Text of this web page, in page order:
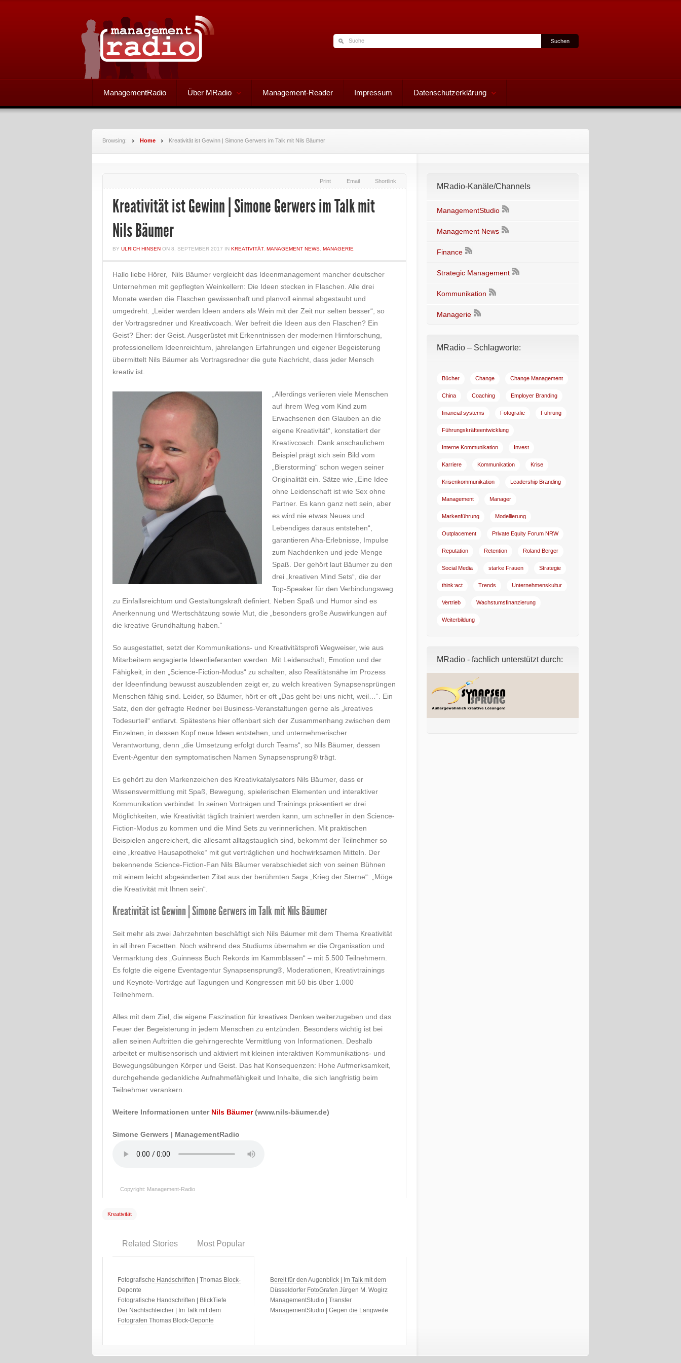
ManagementRadio Über MRadio Management-Reader Impressum Datenschutzerklärung
Browsing: Home Kreativität ist Gewinn | Simone Gerwers im Talk mit Nils Bäumer
Print Email Shortlink
Kreativität ist Gewinn | Simone Gerwers im Talk mit
Nils Bäumer
BY ULRICH HINSEN ON 8. SEPTEMBER 2017 IN KREATIVITÄT, MANAGEMENT NEWS MANAGERIE
Hallo liebe Hörer, Nils Bäumer vergleicht das Ideenmanagement mancher deutscher
Unternehmen mit gepflegten Weinkellern: Die Ideen stecken in Flaschen. Alle drei
Monate werden die Flaschen gewissenhaft und planvoll einmal abgestaubt und
umgedreht. „Leider werden Ideen anders als Wein mit der Zeit nur selten besser“, so
der Vortragsredner und Kreativcoach. Wer befreit die Ideen aus den Flaschen? Ein
Geist? Eher: der Geist. Ausgerüstet mit Erkenntnissen der modernen Hirnforschung,
professionellem Ideenreichtum, jahrelangen Erfahrungen und eigener Begeisterung
übermittelt Nils Bäumer als Vortragsredner die gute Nachricht, dass jeder Mensch
kreativ ist.
„Allerdings verlieren viele Menschen
auf ihrem Weg vom Kind zum
Erwachsenen den Glauben an die
eigene Kreativität“, konstatiert der
Kreativcoach. Dank anschaulichem
Beispiel prägt sich sein Bild vom
„Bierstorming“ schon wegen seiner
Originalität ein. Sätze wie „Eine Idee
ohne Leidenschaft ist wie Sex ohne
Partner. Es kann ganz nett sein, aber
es wird nie etwas Neues und
Lebendiges daraus entstehen“,
garantieren Aha-Erlebnisse, Impulse
zum Nachdenken und jede Menge
Spaß. Der gehört laut Bäumer zu den
drei „kreativen Mind Sets“, die der
Top-Speaker für den Verbindungsweg
zu Einfallsreichtum und Gestaltungskraft definiert. Neben Spaß und Humor sind es
Anerkennung und Wertschätzung sowie Mut, die „besonders große Auswirkungen auf
die kreative Grundhaltung haben.“
So ausgestattet, setzt der Kommunikations- und Kreativitätsprofi Wegweiser, wie aus
Mitarbeitern engagierte Ideenlieferanten werden. Mit Leidenschaft, Emotion und der
Fähigkeit, in den „Science-Fiction-Modus“ zu schalten, also Realitätsnähe im Prozess
der Ideenfindung bewusst auszublenden zeigt er, zu welch kreativen Synapsensprüngen
Menschen fähig sind. Leider, so Bäumer, hört er oft „Das geht bei uns nicht, weil…“. Ein
Satz, den der gefragte Redner bei Business-Veranstaltungen gerne als „kreatives
Todesurteil“ entlarvt. Spätestens hier offenbart sich der Zusammenhang zwischen dem
Einzelnen, in dessen Kopf neue Ideen entstehen, und unternehmerischer
Verantwortung, denn „die Umsetzung erfolgt durch Teams“, so Nils Bäumer, dessen
Event-Agentur den symptomatischen Namen Synapsensprung® trägt.
Es gehört zu den Markenzeichen des Kreativkatalysators Nils Bäumer, dass er
Wissensvermittlung mit Spaß, Bewegung, spielerischen Elementen und interaktiver
Kommunikation verbindet. In seinen Vorträgen und Trainings präsentiert er drei
Möglichkeiten, wie Kreativität täglich trainiert werden kann, um schneller in den Science-
Fiction-Modus zu kommen und die Mind Sets zu verinnerlichen. Mit praktischen
Beispielen angereichert, die allesamt alltagstauglich sind, bekommt der Teilnehmer so
eine „kreative Hausapotheke“ mit gut verträglichen und hochwirksamen Mitteln. Der
bekennende Science-Fiction-Fan Nils Bäumer verabschiedet sich von seinen Bühnen
mit einem leicht abgeänderten Zitat aus der berühmten Saga „Krieg der Sterne“: „Möge
die Kreativität mit Ihnen sein“.
Kreativität ist Gewinn | Simone Gerwers im Talk mit Nils Bäumer
Seit mehr als zwei Jahrzehnten beschäftigt sich Nils Bäumer mit dem Thema Kreativität
in all ihren Facetten. Noch während des Studiums übernahm er die Organisation und
Vermarktung des „Guinness Buch Rekords im Kammblasen“ – mit 5.500 Teilnehmern.
Es folgte die eigene Eventagentur Synapsensprung®, Moderationen, Kreativtrainings
und Keynote-Vorträge auf Tagungen und Kongressen mit 50 bis über 1.000
Teilnehmern.
Alles mit dem Ziel, die eigene Faszination für kreatives Denken weiterzugeben und das
Feuer der Begeisterung in jedem Menschen zu entzünden. Besonders wichtig ist bei
allen seinen Auftritten die gehirngerechte Vermittlung von Informationen. Deshalb
arbeitet er multisensorisch und aktiviert mit kleinen interaktiven Kommunikations- und
Bewegungsübungen Körper und Geist. Das hat Konsequenzen: Hohe Aufmerksamkeit,
durchgehende gedankliche Aufnahmefähigkeit und Inhalte, die sich langfristig beim
Teilnehmer verankern.
Weitere Informationen unter Nils Bäumer(www.nils-bäumer.de)
Simone Gerwers | ManagementRadio
Copyright: Management-Radio
Kreativität
Related Stories Most Popular
Fotografische Handschriften | Thomas Block-
Deponte
Fotografische Handschriften | BlickTiefe
Der Nachtschleicher | Im Talk mit dem
Fotografen Thomas Block-Deponte
Bereit für den Augenblick | Im Talk mit dem
Düsseldorfer FotoGrafen Jürgen M. Wogirz
ManagementStudio | Transfer
ManagementStudio | Gegen die Langweile
MRadio-Kanäle/Channels
ManagementStudio
Management News
Finance
Strategic Management
Kommunikation
Managerie
MRadio – Schlagworte:
Bücher Change Change Management
China Coaching Employer Branding
financial systems Fotografie Führung
Führungskräfteentwicklung
Interne Kommunikation Invest
Karriere Kommunikation Krise
Krisenkommunikation Leadership Branding
Management Manager
Markenführung Modellierung
Outplacement Private Equity Forum NRW
Reputation Retention Roland Berger
Social Media starke Frauen Strategie
think:act Trends Unternehmenskultur
Vertrieb Wachstumsfinanzierung
Weiterbildung
MRadio - fachlich unterstützt durch: